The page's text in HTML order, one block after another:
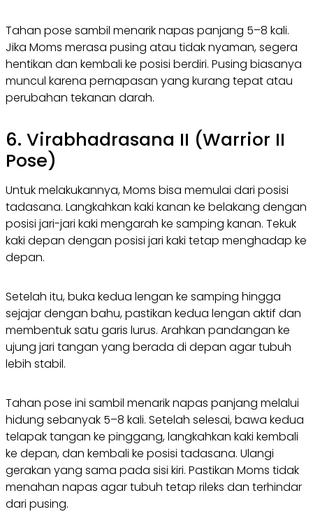
Tahan pose sambil menarik napas panjang 5–8 kali.
Jika Moms merasa pusing atau tidak nyaman, segera
hentikan dan kembali ke posisi berdiri. Pusing biasanya
muncul karena pernapasan yang kurang tepat atau
perubahan tekanan darah.
6. Virabhadrasana II (Warrior II
Pose)
Untuk melakukannya, Moms bisa memulai dari posisi
tadasana. Langkahkan kaki kanan ke belakang dengan
posisi jari-jari kaki mengarah ke samping kanan. Tekuk
kaki depan dengan posisi jari kaki tetap menghadap ke
depan.
Setelah itu, buka kedua lengan ke samping hingga
sejajar dengan bahu, pastikan kedua lengan aktif dan
membentuk satu garis lurus. Arahkan pandangan ke
ujung jari tangan yang berada di depan agar tubuh
lebih stabil.
Tahan pose ini sambil menarik napas panjang melalui
hidung sebanyak 5–8 kali. Setelah selesai, bawa kedua
telapak tangan ke pinggang, langkahkan kaki kembali
ke depan, dan kembali ke posisi tadasana. Ulangi
gerakan yang sama pada sisi kiri. Pastikan Moms tidak
menahan napas agar tubuh tetap rileks dan terhindar
dari pusing.